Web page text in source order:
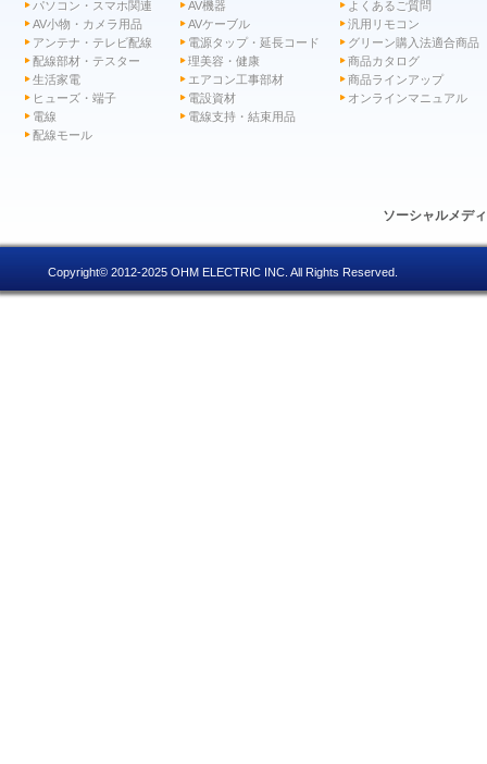
パソコン・スマホ関連
AV機器
AV小物・カメラ用品
AVケーブル
アンテナ・テレビ配線
電源タップ・延長コード
配線部材・テスター
理美容・健康
生活家電
エアコン工事部材
ヒューズ・端子
電設資材
電線
電線支持・結束用品
配線モール
よくあるご質問
汎用リモコン
グリーン購入法適合商品
商品カタログ
商品ラインアップ
オンラインマニュアル
ソーシャルメデ
Copyright© 2012-2025 OHM ELECTRIC INC. All Rights Reserved.